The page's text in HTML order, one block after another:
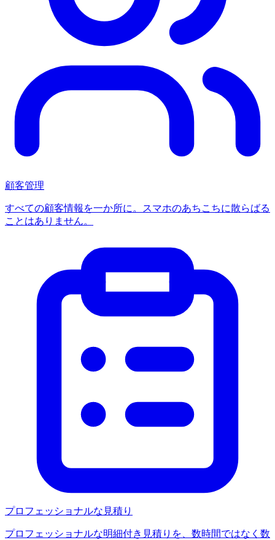
顧客管理
すべての顧客情報を一か所に。スマホのあちこちに散らばる
ことはありません。
プロフェッショナルな見積り
プロフェッショナルな明細付き見積りを、数時間ではなく数